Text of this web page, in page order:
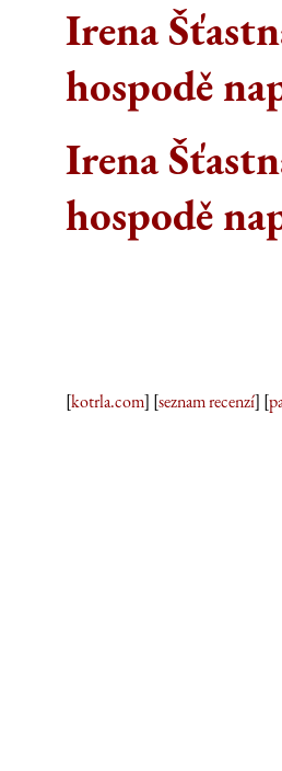
Irena
hospodě
Irena
hospodě
[kotrla.com] [seznam recenzí] [